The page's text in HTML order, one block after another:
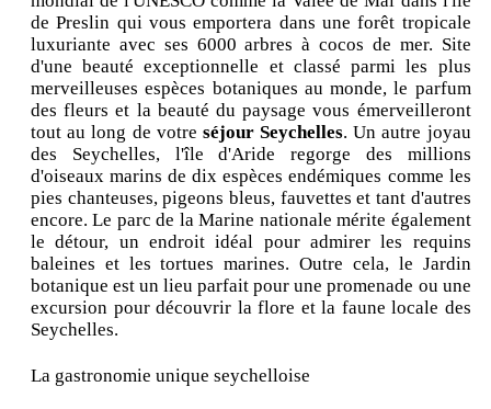
de Preslin qui vous emportera dans une forêt tropicale
luxuriante avec ses 6000 arbres à cocos de mer. Site
d'une beauté exceptionnelle et classé parmi les plus
merveilleuses espèces botaniques au monde, le parfum
des fleurs et la beauté du paysage vous émerveilleront
tout au long de votre séjour Seychelles. Un autre joyau
des Seychelles, l'île d'Aride regorge des millions
d'oiseaux marins de dix espèces endémiques comme les
pies chanteuses, pigeons bleus, fauvettes et tant d'autres
encore. Le parc de la Marine nationale mérite également
le détour, un endroit idéal pour admirer les requins
baleines et les tortues marines. Outre cela, le Jardin
botanique est un lieu parfait pour une promenade ou une
excursion pour découvrir la flore et la faune locale des
Seychelles.
La gastronomie unique seychelloise